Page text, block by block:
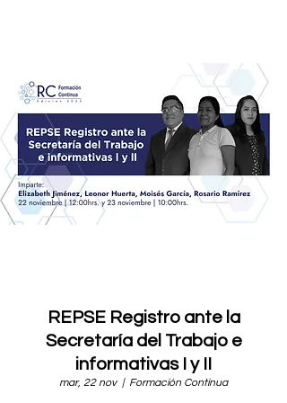
REPSE Registro ante la
Secretaría del Trabajo e
informativas I y II
mar, 22 nov
  |
Formación Continua